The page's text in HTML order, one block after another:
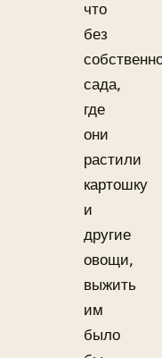
что
без
сада,
где
они
растили
картошку
и
другие
овощи,
выжить
им
было